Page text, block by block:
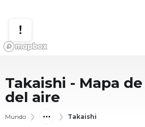
Takaishi - Mapa
del aire
Mundo Takaishi